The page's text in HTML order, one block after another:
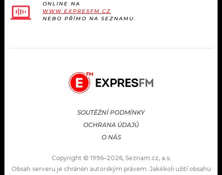
ONLINE NA
WWW.EXPRESFM.CZ
NEBO PŘÍMO NA SEZNAMU.
SOUTĚŽNÍ PODMÍNKY
OCHRANA ÚDAJŮ
O NÁS
Copyright © 1996–2026, Seznam.cz, a.s.
Obsah serveru je chráněn autorským právem. Jakékoli užití obsahu